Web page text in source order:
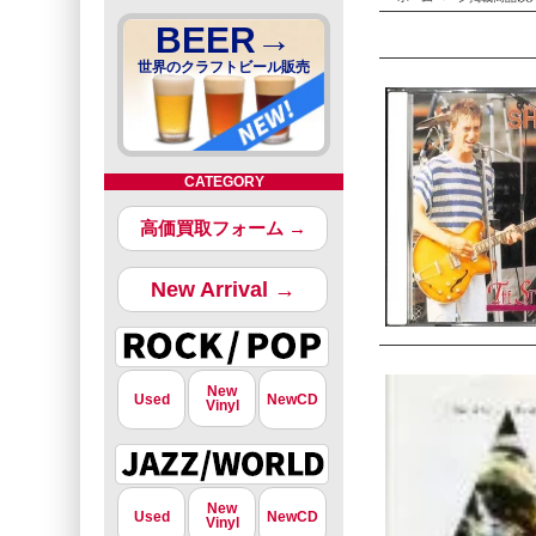
BEER→
世界のクラフトビール販売
CATEGORY
高価買取フォーム →
New Arrival →
Used
New
Vinyl
NewCD
Used
New
Vinyl
NewCD